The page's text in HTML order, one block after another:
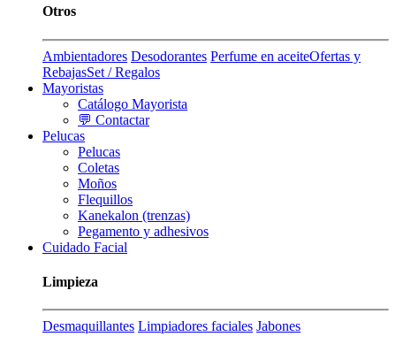
Otros
Ambientadores Desodorantes Perfume en aceiteOfertas y
RebajasSet / Regalos
Mayoristas
Catálogo Mayorista
💬 Contactar
Pelucas
Pelucas
Coletas
Moños
Flequillos
Kanekalon (trenzas)
Pegamento y adhesivos
Cuidado Facial
Limpieza
Desmaquillantes Limpiadores faciales Jabones